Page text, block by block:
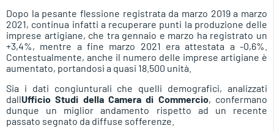
Dopo la pesante flessione registrata da marzo 2019 a marzo
2021, continua infatti a recuperare punti la produzione delle
imprese artigiane, che tra gennaio e marzo ha registrato un
+3,4%, mentre a fine marzo 2021 era attestata a -0,6%.
Contestualmente, anche il numero delle imprese artigiane è
aumentato, portandosi a quasi 18.500 unità.
Sia i dati congiunturali che quelli demografici, analizzati
dallUfficio Studi della Camera di Commercio, confermano
dunque un miglior andamento rispetto ad un recente
passato segnato da diffuse sofferenze.